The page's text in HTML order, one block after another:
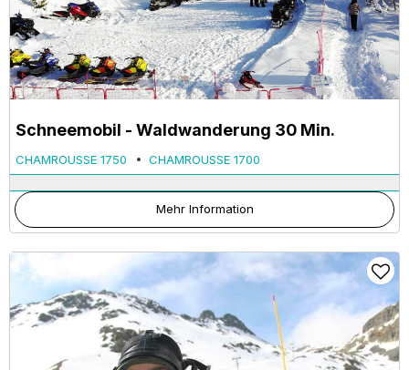
Schneemobil - Waldwanderung 30 Min.
CHAMROUSSE 1750 CHAMROUSSE 1700
Mehr Information